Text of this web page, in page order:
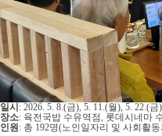
일시 : 2026. 5. 8.(금), 5. 11.(월), 5. 22.(금)
장소: 육전국밥 수유역점, 롯데시네마
인원: 총 192명(노인일자리 및 사회활